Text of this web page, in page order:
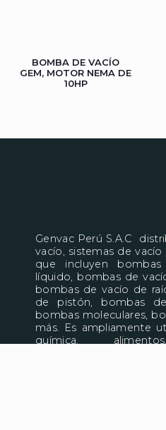
BOMBA DE VACÍO
GEM, MOTOR NEMA DE
10HP
Genvac Perú S.A.C
vacío, sistemas de
que incluyen
líquido, bombas de
bombas de vacío de
de pistón, bombas
bombas moleculares,
más. Es ampliamente
química,